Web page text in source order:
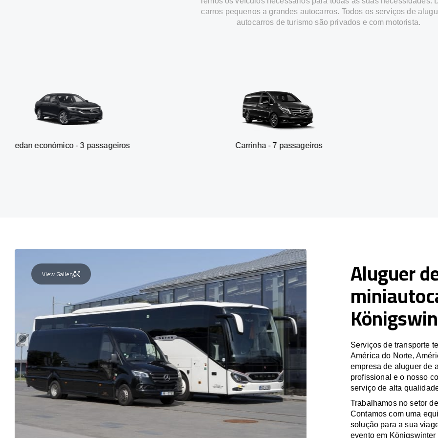
carros pequenos a grandes autocarros. Todos os serviços de
autocarros de turismo são privados e com motorista.
- 3 passageiros Carrinha - 7 passageiros SUV - 3
View Gallery Aluguer
Serviços de transporte
América do Norte,
empresa de aluguer de
profissional e o nosso
serviço de alta
Trabalhamos no setor
Contamos com uma
solução para a sua
evento em